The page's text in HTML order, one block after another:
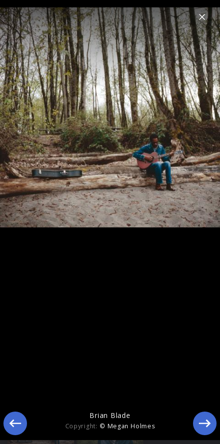
Menu
Brian Blade
Home News Musik Fotos Biografie
Brian Blade Fellowship Band
Brian Blade
Copyright: © Megan Holmes